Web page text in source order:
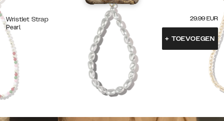
Wristlet Strap
Pearl
29.99 EUR
+ TOEVOEGEN